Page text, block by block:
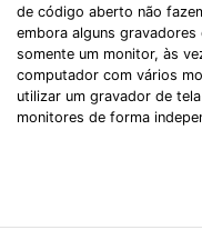
de código aberto não
embora alguns
somente um monitor, às
computador com vários
utilizar um gravador de
monitores de forma